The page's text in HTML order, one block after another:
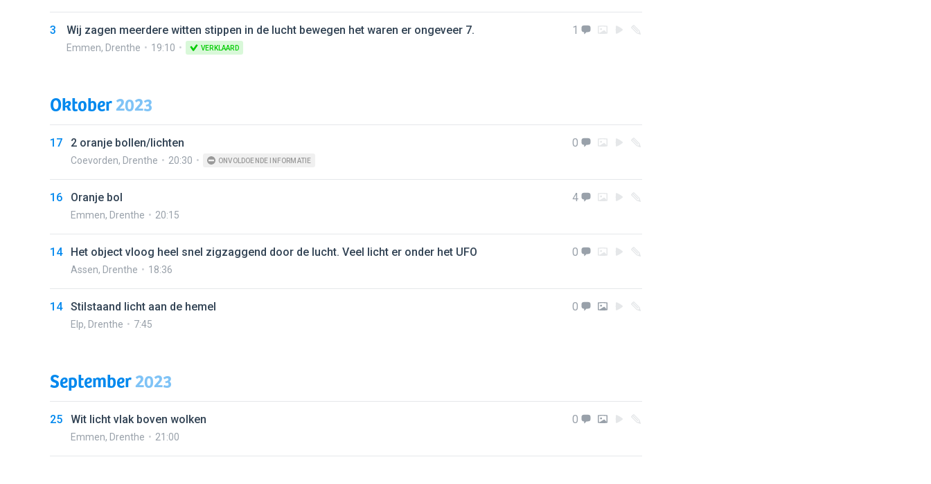
3 Wij zagen meerdere witten stippen in de lucht bewegen het waren er ongeveer 7.
Emmen, Drenthe 19:10 VERKLAARD
1
Oktober2023
17 2 oranje bollen/lichten
Coevorden, Drenthe 20:30 ONVOLDOENDE INFORMATIE
0
16 Oranje bol
Emmen, Drenthe 20:15
4
14 Het object vloog heel snel zigzaggend door de lucht. Veel licht er onder het UFO
Assen, Drenthe 18:36
0
14 Stilstaand licht aan de hemel
Elp, Drenthe 7:45
0
September2023
25 Wit licht vlak boven wolken
Emmen, Drenthe 21:00
0